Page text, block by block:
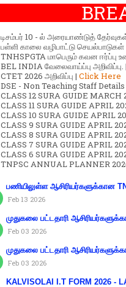
டிசம்பர் 10 - ல் அரையாண்டுத்
பள்ளி காலை வழிபாட்டு செயல்பாடுகள்
TNHSPGTA மாபெரும் கவன
BEL INDIA வேலைவாய்ப்பு அறிவிப்பு. |
CTET 2026 அறிவிப்பு | Click Here
DSE - Non Teaching Staff Details
CLASS 12 SURA GUIDE MARCH
CLASS 11 SURA GUIDE APRIL
CLASS 10 SURA GUIDE APRIL
CLASS 9 SURA GUIDE APRIL
CLASS 8 SURA GUIDE APRIL
CLASS 7 SURA GUIDE APRIL
CLASS 6 SURA GUIDE APRIL
TNPSC ANNUAL PLANNER
பணியிலுள்ள ஆசிரியர்களுக்கான
Feb 13 2026
முதுகலை பட்டதாரி
Feb 03 2026
முதுகலை பட்டதாரி
Feb 03 2026
KALVISOLAI I.T FORM 2026 -